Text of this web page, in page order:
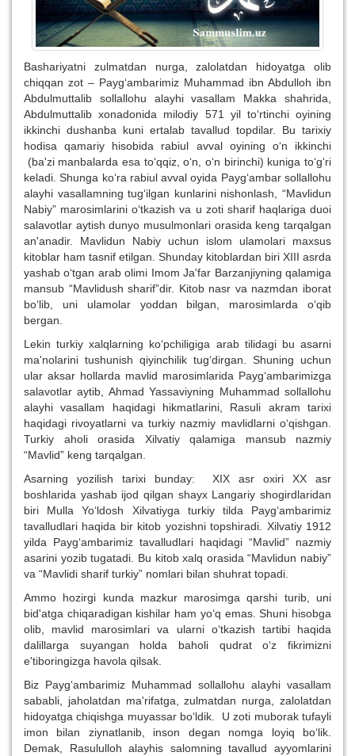
Bashariyatni zulmatdan nurga, zalolatdan hidoyatga olib
chiqqan zot – Payg‘ambarimiz Muhammad ibn Abdulloh ibn
Abdulmuttalib sollallohu alayhi vasallam Makka shahrida,
Abdulmuttalib xonadonida milodiy 571 yil to‘rtinchi oyining
ikkinchi dushanba kuni ertalab tavallud topdilar. Bu tarixiy
hodisa qamariy hisobida rabiul avval oyining o‘n ikkinchi
(ba'zi manbalarda esa to‘qqiz, o‘n, o‘n birinchi) kuniga to‘g‘ri
keladi. Shunga ko‘ra rabiul avval oyida Payg‘ambar sollallohu
alayhi vasallamning tug‘ilgan kunlarini nishonlash, “Mavlidun
Nabiy” marosimlarini o‘tkazish va u zoti sharif haqlariga duoi
salavotlar aytish dunyo musulmonlari orasida keng tarqalgan
an'anadir. Mavlidun Nabiy uchun islom ulamolari maxsus
kitoblar ham tasnif etilgan. Shunday kitoblardan biri XIII asrda
yashab o‘tgan arab olimi Imom Ja'far Barzanjiyning qalamiga
mansub “Mavlidush sharif”dir. Kitob nasr va nazmdan iborat
bo‘lib, uni ulamolar yoddan bilgan, marosimlarda o‘qib
bergan.
Lekin turkiy xalqlarning ko‘pchiligiga arab tilidagi bu asarni
ma'nolarini tushunish qiyinchilik tug‘dirgan. Shuning uchun
ular aksar hollarda mavlid marosimlarida Payg‘ambarimizga
salavotlar aytib, Ahmad Yassaviyning Muhammad sollallohu
alayhi vasallam haqidagi hikmatlarini, Rasuli akram tarixi
haqidagi rivoyatlarni va turkiy nazmiy mavlidlarni o‘qishgan.
Turkiy aholi orasida Xilvatiy qalamiga mansub nazmiy
“Mavlid” keng tarqalgan.
Asarning yozilish tarixi bunday: XIX asr oxiri XX asr
boshlarida yashab ijod qilgan shayx Langariy shogirdlaridan
biri Mulla Yo‘ldosh Xilvatiyga turkiy tilda Payg‘ambarimiz
tavalludlari haqida bir kitob yozishni topshiradi. Xilvatiy 1912
yilda Payg‘ambarimiz tavalludlari haqidagi “Mavlid” nazmiy
asarini yozib tugatadi. Bu kitob xalq orasida “Mavlidun nabiy”
va “Mavlidi sharif turkiy” nomlari bilan shuhrat topadi.
Ammo hozirgi kunda mazkur marosimga qarshi turib, uni
bid'atga chiqaradigan kishilar ham yo‘q emas. Shuni hisobga
olib, mavlid marosimlari va ularni o‘tkazish tartibi haqida
dalillarga suyangan holda baholi qudrat o‘z fikrimizni
e'tiboringizga havola qilsak.
Biz Payg‘ambarimiz Muhammad sollallohu alayhi vasallam
sababli, jaholatdan ma'rifatga, zulmatdan nurga, zalolatdan
hidoyatga chiqishga muyassar bo‘ldik. U zoti muborak tufayli
imon bilan ziynatlanib, inson degan nomga loyiq bo‘lik.
Demak, Rasululloh alayhis salomning tavallud ayyomlarini